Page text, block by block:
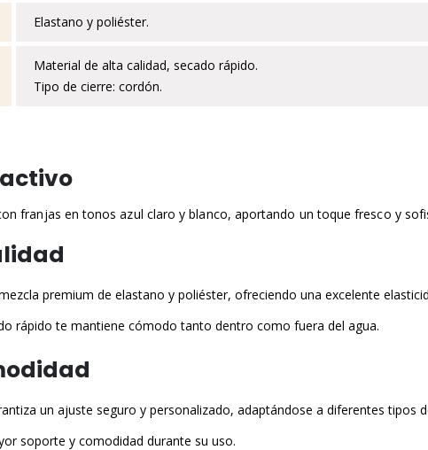
Elastano y poliéster.
Material de alta calidad, secado rápido.
Tipo de cierre: cordón.
franjas en tonos azul claro y blanco, aportando un toque fresco y
premium de elastano y poliéster, ofreciendo una excelente
rápido te mantiene cómodo tanto dentro como fuera del agua.​
un ajuste seguro y personalizado, adaptándose a diferentes tipos
soporte y comodidad durante su uso.​